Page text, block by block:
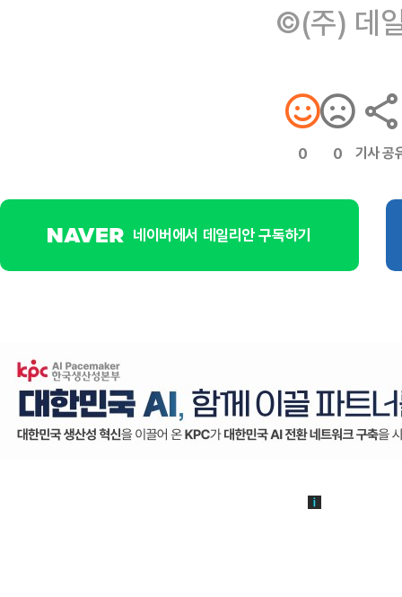
©(주) 데
0 0 기사 공
네이버에서 데일리안 구독하기